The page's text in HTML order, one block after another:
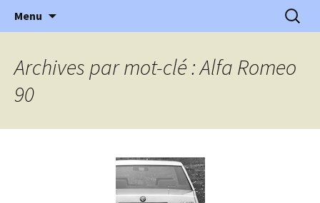
l'Automobile Ancienne
l'automobile ancienne : articles, historiques
…
Menu
Archives par mot-clé : Alfa Romeo
90